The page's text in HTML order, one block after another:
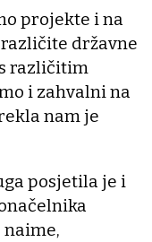
projekte i na
državne
različitim
i zahvalni na
nam je
posjetila je i
naime,